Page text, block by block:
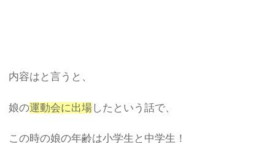
内容はと言うと、
娘の運動会に出場したという話で、
この時の娘の年齢は小学生と中学生！